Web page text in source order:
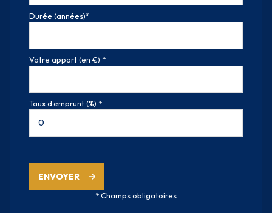
Durée (années)*
Votre apport (en €) *
Taux d'emprunt (%) *
ENVOYER
* Champs obligatoires